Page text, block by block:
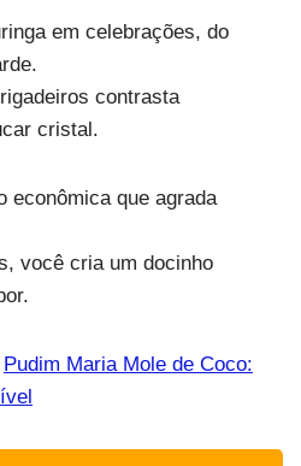
em celebrações, do
contrasta
cristal.
econômica que agrada
você cria um docinho
Pudim Maria Mole de Coco: